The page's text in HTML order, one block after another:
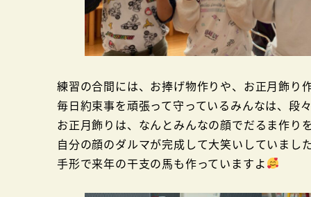
練習の合間には、お捧げ物作りや、お正月飾り
毎日約束事を頑張って守っているみんなは、段
お正月飾りは、なんとみんなの顔でだるま作り
自分の顔のダルマが完成して大笑いしていまし
手形で来年の干支の馬も作っていますよ